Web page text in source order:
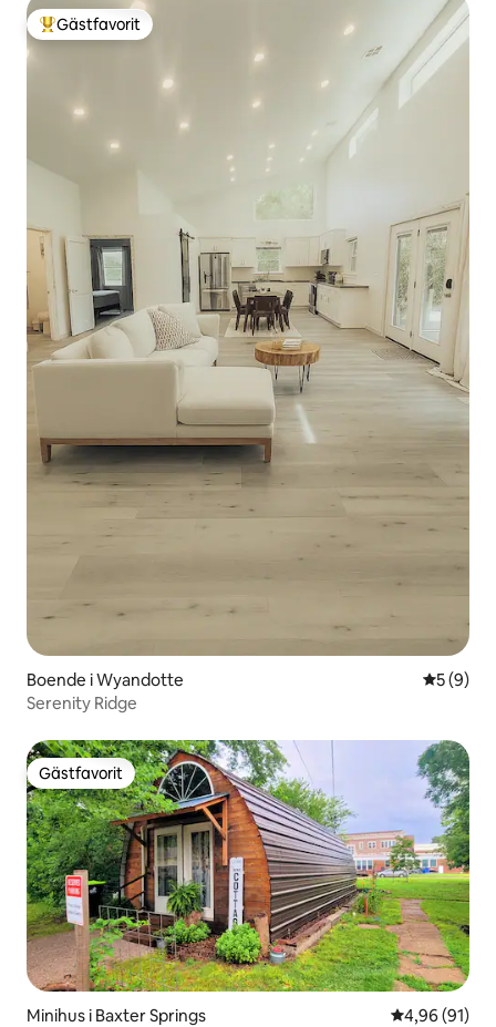
Populär gästfavorit
Gästfavorit
Boende i Wyandotte 5 av 5 i
5 (9)
Serenity Ridge
Gästfavorit
Gästfavorit
Minihus i Baxter Springs 4,96 av 5 i
4,96 (91)